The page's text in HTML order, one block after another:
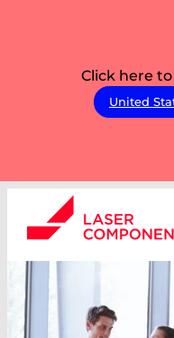
Click here
United